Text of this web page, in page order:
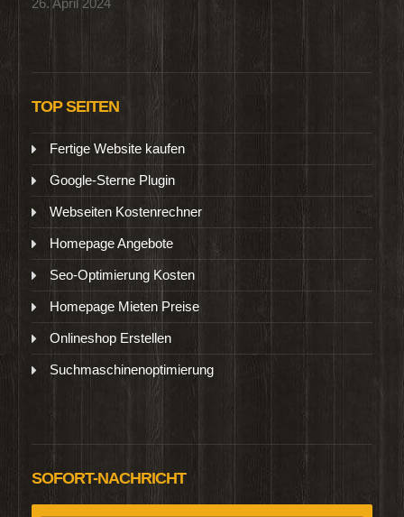
TOP SEITEN
Fertige Website kaufen
Google-Sterne Plugin
Webseiten Kostenrechner
Homepage Angebote
Seo-Optimierung Kosten
Homepage Mieten Preise
Onlineshop Erstellen
Suchmaschinenoptimierung
SOFORT-NACHRICHT